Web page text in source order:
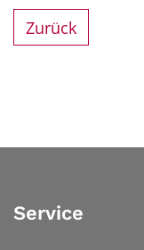
Zurück
Service